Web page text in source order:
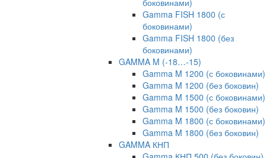
боковинами)
Gamma FISH 1800 (с
боковинами)
Gamma FISH 1800 (без
боковинами)
GAMMA M (-18…-15)
Gamma M 1200 (с боковинами)
Gamma M 1200 (без боковин)
Gamma M 1500 (с боковинами)
Gamma M 1500 (без боковин)
Gamma M 1800 (с боковинами)
Gamma M 1800 (без боковин)
GAMMA КНП